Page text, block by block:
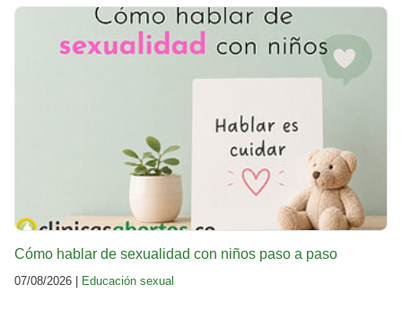
Cómo hablar de sexualidad con niños paso a paso
07/08/2026 | Educación sexual